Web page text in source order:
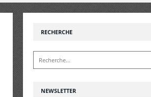
NEWSLETTER
RECHERCHE